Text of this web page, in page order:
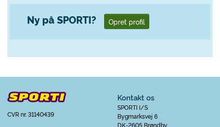
Ny på SPORTI? Opret profil
CVR nr. 31140439
Kontakt os
SPORTI I/S
Bygmarksvej 6
DK-2605 Brøndby